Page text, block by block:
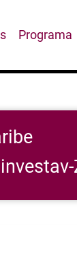
Programa